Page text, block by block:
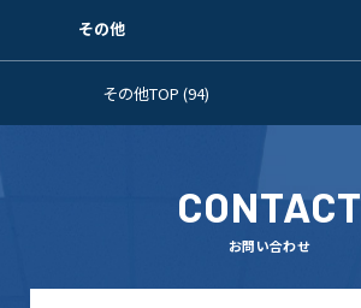
その他
その他TOP (94)
CONTACT
お問い合わせ